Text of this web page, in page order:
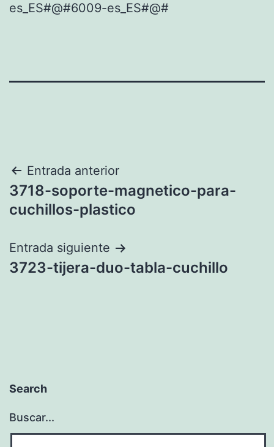
es_ES#@#6009-es_ES#@#
Navegación
de
Entrada anterior
3718-soporte-magnetico-para-
cuchillos-plastico
Entrada siguiente
3723-tijera-duo-tabla-cuchillo
Search
Buscar...